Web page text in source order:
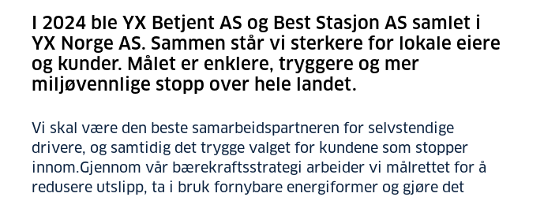
I 2024 ble YX Betjent AS og Best Stasjon AS samlet i
YX Norge AS. Sammen står vi sterkere for lokale eiere
og kunder. Målet er enklere, tryggere og mer
miljøvennlige stopp over hele landet.
Vi skal være den beste samarbeidspartneren for selvstendige
drivere, og samtidig det trygge valget for kundene som stopper
innom.Gjennom vår bærekraftsstrategi arbeider vi målrettet for å
redusere utslipp, ta i bruk fornybare energiformer og gjøre det